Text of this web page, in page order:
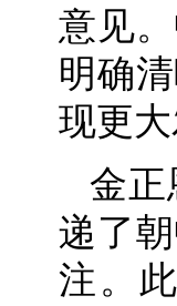
意见
明确
现更
金正
递了
注。